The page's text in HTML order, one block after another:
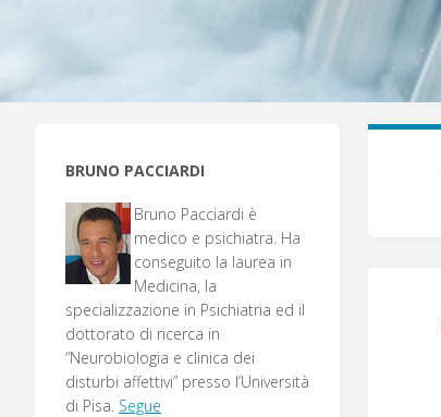
BRUNO PACCIARDI
Bruno Pacciardi è
medico e psichiatra. Ha
conseguito la laurea in
Medicina, la
specializzazione in Psichiatria ed il
dottorato di ricerca in
“Neurobiologia e clinica dei
disturbi affettivi” presso l’Università
di Pisa. Segue